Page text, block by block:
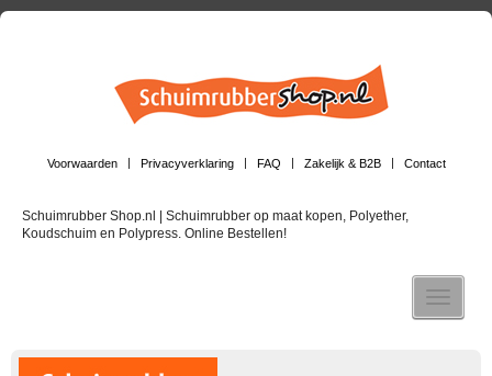
Voorwaarden Privacyverklaring FAQ Zakelijk & B2B Contact
Schuimrubber Shop.nl | Schuimrubber op maat kopen, Polyether,
Koudschuim en Polypress. Online Bestellen!
Toggle